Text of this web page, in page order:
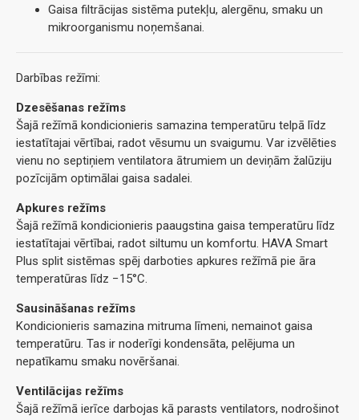
Gaisa filtrācijas sistēma putekļu, alergēnu, smaku un
mikroorganismu noņemšanai.
Darbības režīmi:
Dzesēšanas režīms
Šajā režīmā kondicionieris samazina temperatūru telpā līdz
iestatītajai vērtībai, radot vēsumu un svaigumu. Var izvēlēties
vienu no septiņiem ventilatora ātrumiem un deviņām žalūziju
pozīcijām optimālai gaisa sadalei.
Apkures režīms
Šajā režīmā kondicionieris paaugstina gaisa temperatūru līdz
iestatītajai vērtībai, radot siltumu un komfortu. HAVA Smart
Plus split sistēmas spēj darboties apkures režīmā pie āra
temperatūras līdz −15°C.
Sausināšanas režīms
Kondicionieris samazina mitruma līmeni, nemainot gaisa
temperatūru. Tas ir noderīgi kondensāta, pelējuma un
nepatīkamu smaku novēršanai.
Ventilācijas režīms
Šajā režīmā ierīce darbojas kā parasts ventilators, nodrošinot